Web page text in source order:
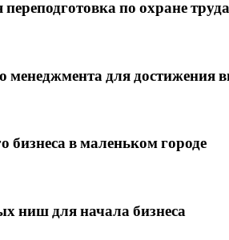
по охране
менеджмента для достижения
бизнеса в маленьком городе
ниш для начала бизнеса